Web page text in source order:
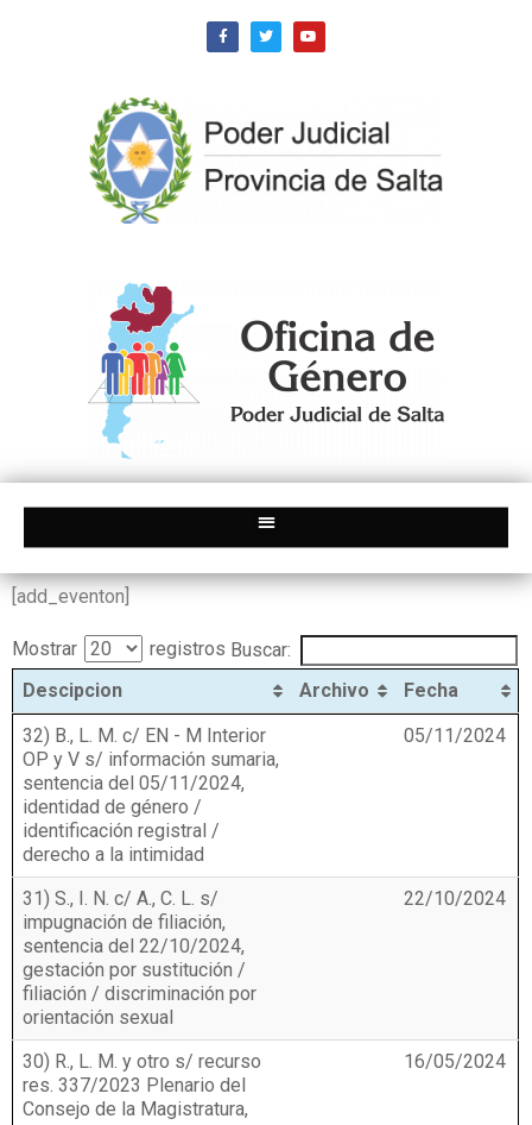
[add_eventon]
Mostrar registros Buscar:
Descipcion
Archivo
Fecha
Descipcion
Fecha
32) B., L. M. c/ EN - M Interior
OP y V s/ información sumaria,
sentencia del 05/11/2024,
identidad de género /
identificación registral /
derecho a la intimidad
05/11/2024
31) S., I. N. c/ A., C. L. s/
impugnación de filiación,
sentencia del 22/10/2024,
gestación por sustitución /
filiación / discriminación por
orientación sexual
22/10/2024
30) R., L. M. y otro s/ recurso
res. 337/2023 Plenario del
Consejo de la Magistratura,
16/05/2024